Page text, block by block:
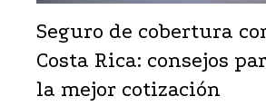
Seguro de cobertura
Costa Rica: consejos
la mejor cotización